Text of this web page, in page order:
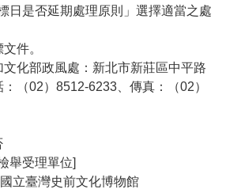
日是否延期處理原則」選擇適當之處
件。
化部政風處：新北市新莊區中平路
（02）8512-6233、傳真：（02）
舉受理單位]
立臺灣史前文化博物館